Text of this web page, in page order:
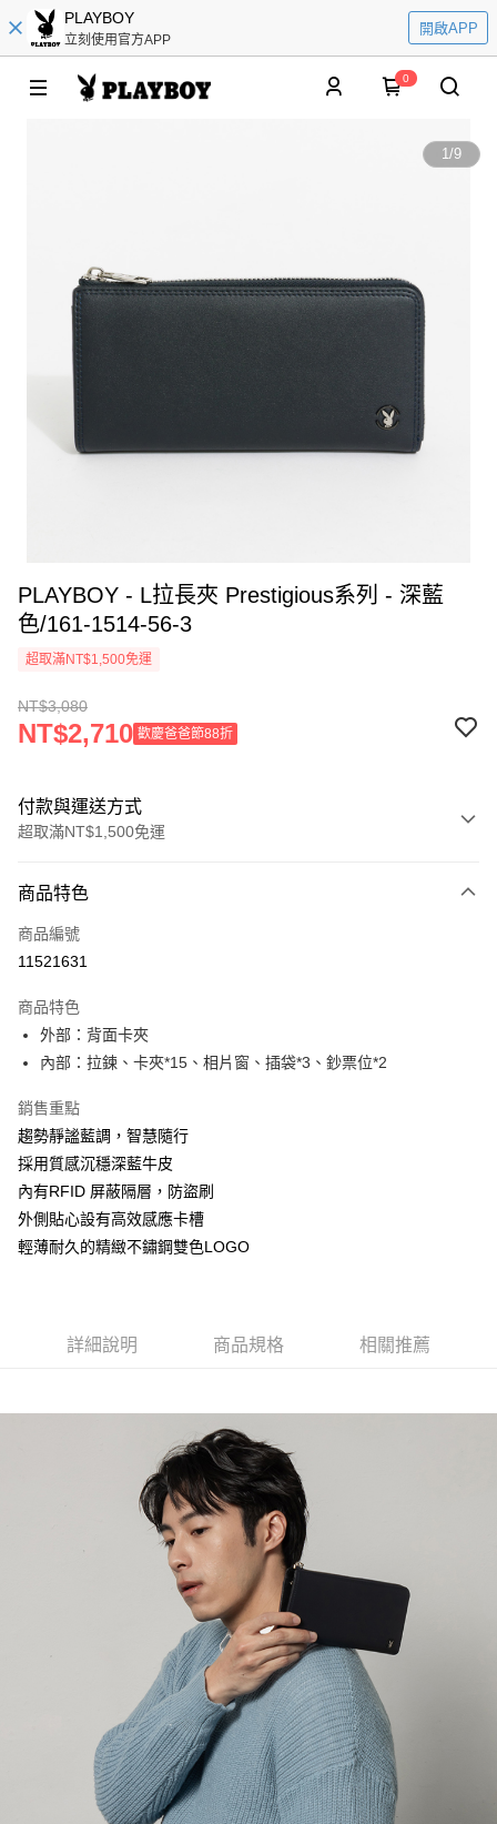
PLAYBOY
立刻使用官方APP
開啟APP
0
1/9
PLAYBOY - L拉長夾 Prestigious系列 - 深藍
色/161-1514-56-3
超取滿NT$1,500免運
NT$3,080
NT$2,710 歡慶爸爸節88折
付款與運送方式
超取滿NT$1,500免運
信用卡一次付款
超商取貨付款
Apple Pay
街口支付
悠遊付
大哥付你分期
相關說明
1.本服務由台灣大哥大提供，台灣大哥大用戶可立即使用無須另外申請。
2.付款方式選擇「大哥付你分期」，訂單成立後會自動跳轉到大哥付的交易
消。如遇「轉專審核」未通過狀況，表示未達大哥付你分期系統評分，恕無
2.透過簡訊連結打開帳單後，可選擇「超商條碼／台灣大直營門市／銀行轉
帳／街口支付／iPASS MONEY」等通路繳費。
1.本服務係由「台灣大哥大股份有限公司」（以下簡稱本公司）所提供，讓
用戶於交易時，得透過本服務購買商品或服務，並由商店將買賣／分期付款
買賣價金債權讓與本公司後，依約使用本公司帳單繳交帳款。
2.基於同意付款使用「大哥付你分期」之契約關係目的，商店將以您的個人
資料（包含姓名、電話或地址）提供予台灣大哥大進項蒐集、處理及利用，
由本公司與您本人進行分期帳單所需資料之確認、核對及更正。
3.完整用戶服務條款，請詳閱以下連結：https://oppay.tw/userRule
AFTEE先享後付
相關說明
１．簡單：不需註冊會員、不需綁卡、不需儲值。
２．便利：只要手機號碼，簡訊認證，即可結帳。
【「AFTEE先享後付」結帳流程】
１．於結帳方式選擇「AFTEE先享後付」後，將跳轉至「AFTEE先享後付」
結帳頁面，進行簡訊認證並確認金額後，即可完成結帳。
２．訂單成立數日內，您將收到繳費通知簡訊。
３．收到繳費通知簡訊後14天內，點擊此簡訊中的連結，可透過四大超商／
ATM／網路銀行／等多元方式進行付款，方視為交易完成。
※ 請注意：結帳手續完成當下不需立刻繳費，但若您需要取消訂單，請聯絡
購買商品的店家。未經商家同意取消之訂單仍視為有效，需透過AFTEE先享
※ 交易是否成功請以「AFTEE先享後付 」之結帳頁面顯示為準，若有關於
是否繳費成功／繳費後需取消欲退款等相關疑問，請聯繫「AFTEE先享後付
https://netprotections.freshdesk.com/support/home
１．透過由恩沛科技股份有限公司提供之「AFTEE先享後付」服務完成之交
易，需依本服務之必要範圍內提供個人資料，並將交易相關給付款項請求債
權轉讓予恩沛科技股份有限公司。
２．關於個人資料處理事宜，請瀏覽以下網址：
https://aftee.tw/terms/#terms3
３．未成年的使用者請事先徵得法定代理人或監護人之同意方可使用
「AFTEE先享後付」，若未經同意申辦者引起之損失，本公司不負相關責
運送方式
每筆NT$60，滿NT$1,500(含以上)免運費
每筆NT$60，滿NT$1,500(含以上)免運費
每筆NT$120
每筆NT$60，滿NT$2,000(含以上)免運費
付款後7-11取貨
每筆NT$60，滿NT$2,000(含以上)免運費
商品特色
商品編號
11521631
商品特色
外部：背面卡夾
內部：拉鍊、卡夾*15、相片窗、插袋*3、鈔票位*2
銷售重點
趨勢靜謐藍調，智慧隨行
採用質感沉穩深藍牛皮
內有RFID 屏蔽隔層，防盜刷
外側貼心設有高效感應卡槽
輕薄耐久的精緻不鏽鋼雙色LOGO
詳細說明 商品規格 相關推薦